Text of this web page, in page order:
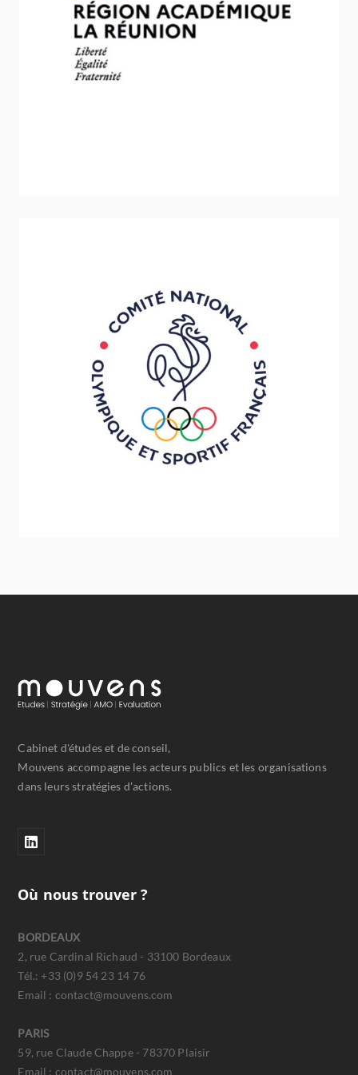
Sport - Loisirs - Jeunesse
CNOSF
Sport - Loisirs - Jeunesse
Cabinet d'études et de conseil,
Mouvens accompagne les acteurs publics et les organisations
dans leurs stratégies d'actions.
Où nous trouver ?
BORDEAUX
2, rue Cardinal Richaud - 33100 Bordeaux
Tél.: +33 (0)9 54 23 14 76
Email : contact@mouvens.com
PARIS
59, rue Claude Chappe - 78370 Plaisir
Email : contact@mouvens.com